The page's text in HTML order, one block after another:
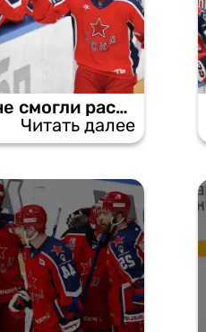
Армейцы не смогли распечатать ворота «Сочи» и проиграли.
Читать далее